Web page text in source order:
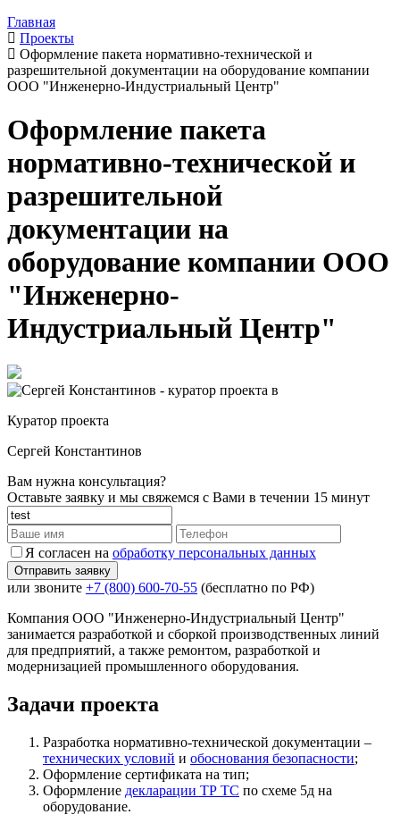
Главная
Проекты
Оформление пакета нормативно-технической и
разрешительной документации на оборудование компании
ООО "Инженерно-Индустриальный Центр"
Оформление пакета
нормативно-технической и
разрешительной
документации на
оборудование компании ООО
"Инженерно-
Индустриальный Центр"
Куратор проекта
Сергей Константинов
Вам нужна консультация?
Оставьте заявку и мы свяжемся с Вами в течении 15 минут
Я согласен на обработку персональных данных
или звоните +7 (800) 600-70-55 (бесплатно по РФ)
Компания ООО "Инженерно-Индустриальный Центр"
занимается разработкой и сборкой производственных линий
для предприятий, а также ремонтом, разработкой и
модернизацией промышленного оборудования.
Задачи проекта
Разработка нормативно-технической документации –
технических условий и обоснования безопасности;
Оформление сертификата на тип;
Оформление декларации ТР ТС по схеме 5д на
оборудование.